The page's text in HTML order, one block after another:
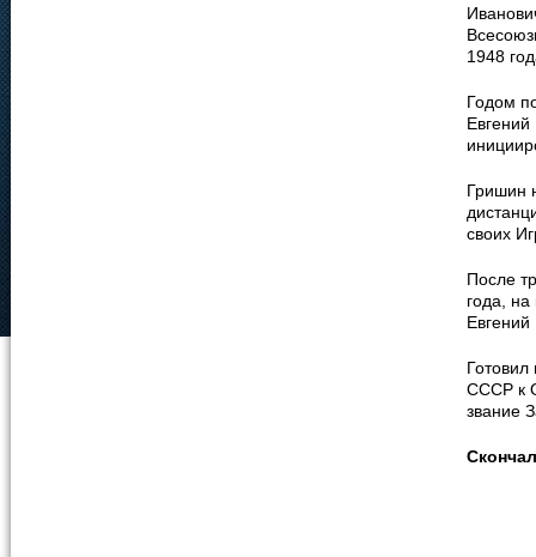
1948
Годом
Гришин
своих
После
года,
Готовил
СССР к
звание